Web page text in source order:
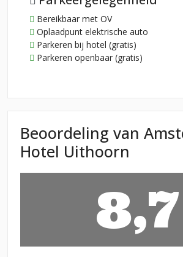
Bereikbaar met OV
Oplaadpunt elektrische auto
Parkeren bij hotel (gratis)
Parkeren openbaar (gratis)
Beoordeling van
Hotel Uithoorn
8,7